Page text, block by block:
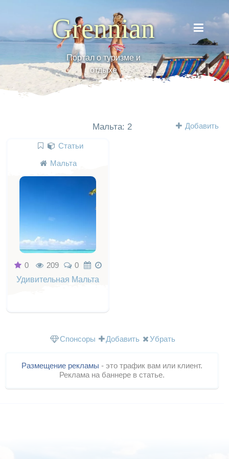
Grennian
Портал о туризме и
отдыхе
Мальта: 2 Добавить
Статьи
Мальта
0 209
0
Удивительная Мальта
Спонсоры Добавить Убрать
Размещение рекламы - это трафик вам или клиент.
Реклама на баннере в статье.